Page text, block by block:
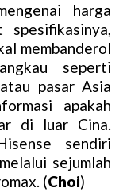
harga
membanderol
seperti
pasar Asia
apakah
di luar Cina.
sendiri
sejumlah
(Choi)